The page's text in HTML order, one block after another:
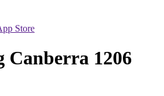
Store
Canberra 1206